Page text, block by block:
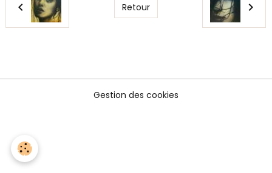
Retour
Gestion des cookies